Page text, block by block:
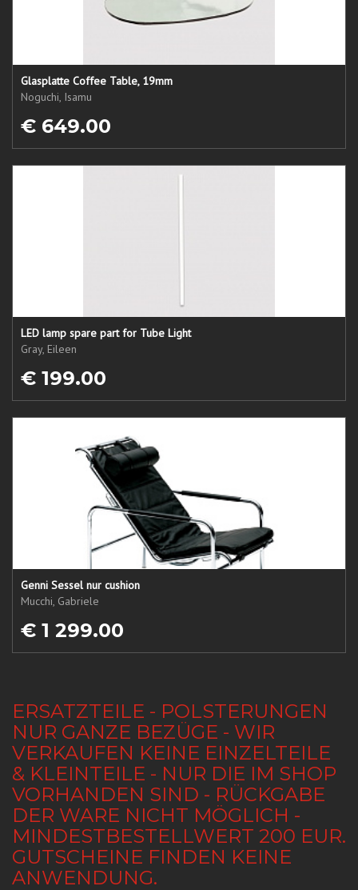
Glasplatte Coffee Table, 19mm
Noguchi, Isamu
€ 649.00
LED lamp spare part for Tube Light
Gray, Eileen
€ 199.00
Genni Sessel nur cushion
Mucchi, Gabriele
€ 1 299.00
ERSATZTEILE - POLSTERUNGEN
NUR GANZE BEZÜGE - WIR
VERKAUFEN KEINE EINZELTEILE
& KLEINTEILE - NUR DIE IM SHOP
VORHANDEN SIND - RÜCKGABE
DER WARE NICHT MÖGLICH -
MINDESTBESTELLWERT 200 EUR.
GUTSCHEINE FINDEN KEINE
ANWENDUNG.